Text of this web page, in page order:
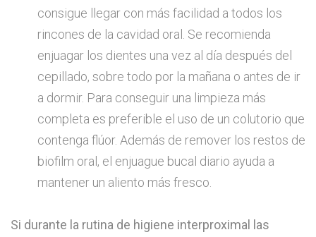
consigue llegar con más facilidad a todos los
rincones de la cavidad oral. Se recomienda
enjuagar los dientes una vez al día después del
cepillado, sobre todo por la mañana o antes de ir
a dormir. Para conseguir una limpieza más
completa es preferible el uso de un colutorio que
contenga flúor. Además de remover los restos de
biofilm oral, el enjuague bucal diario ayuda a
mantener un aliento más fresco.
Si durante la rutina de higiene interproximal las